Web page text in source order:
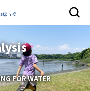
FOR WATER